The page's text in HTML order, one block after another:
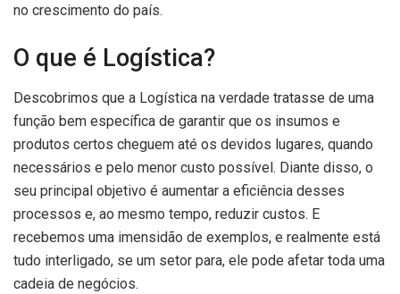
no crescimento do país.
O que é Logística?
Descobrimos que a Logística na verdade tratasse de uma
função bem específica de garantir que os insumos e
produtos certos cheguem até os devidos lugares, quando
necessários e pelo menor custo possível. Diante disso, o
seu principal objetivo é aumentar a eficiência desses
processos e, ao mesmo tempo, reduzir custos. E
recebemos uma imensidão de exemplos, e realmente está
tudo interligado, se um setor para, ele pode afetar toda uma
cadeia de negócios.